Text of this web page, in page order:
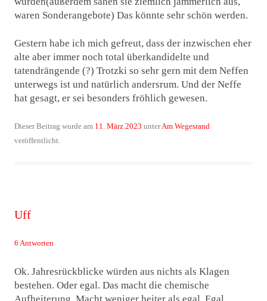
waren Sonderangebote) Das könnte sehr schön werden.
Gestern habe ich mich gefreut, dass der inzwischen eher
alte aber immer noch total überkandidelte und
tatendrängende (?) Trotzki so sehr gern mit dem Neffen
unterwegs ist und natürlich andersrum. Und der Neffe
hat gesagt, er sei besonders fröhlich gewesen.
Dieser Beitrag wurde am 11. März 2023 unterAm Wegesrand
veröffentlicht.
Uff
6 Antworten
Ok. Jahresrückblicke würden aus nichts als Klagen
bestehen. Oder egal. Das macht die chemische